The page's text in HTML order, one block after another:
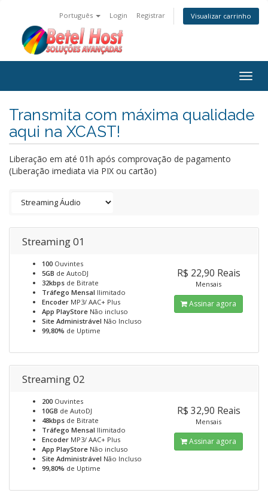
Português Login Registrar Visualizar carrinho
Transmita com máxima qualidade
aqui na XCAST!
Liberação em até 01h após comprovação de pagamento
(Liberação imediata via PIX ou cartão)
Streaming 01
100 Ouvintes
5GB de AutoDJ
32kbps de Bitrate
Tráfego Mensal Ilimitado
Encoder MP3/ AAC+ Plus
App PlayStore Não incluso
Site Administrável Não Incluso
99,80% de Uptime
R$ 22,90 Reais
Mensais
Assinar agora
Streaming 02
200 Ouvintes
10GB de AutoDJ
48kbps de Bitrate
Tráfego Mensal Ilimitado
Encoder MP3/ AAC+ Plus
App PlayStore Não incluso
Site Administrável Não Incluso
99,80% de Uptime
R$ 32,90 Reais
Mensais
Assinar agora